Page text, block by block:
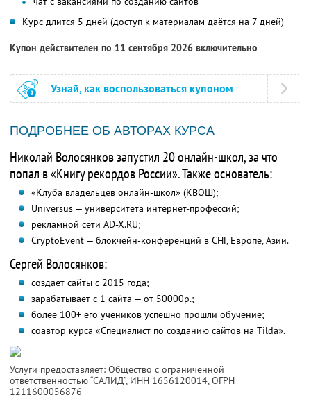
Курс длится 5 дней (доступ к материалам даётся на 7 дней)
Купон действителен по 11 сентября 2026 включительно
Узнай, как воспользоваться купоном
ПОДРОБНЕЕ ОБ АВТОРАХ КУРСА
Николай Волосянков запустил 20 онлайн-школ, за что
попал в «Книгу рекордов России». Также основатель:
«Клуба владельцев онлайн-школ» (КВОШ);
Universus — университета интернет-профессий;
рекламной сети AD-X.RU;
CryptoEvent — блокчейн-конференций в СНГ, Европе, Азии.
Сергей Волосянков:
создает сайты с 2015 года;
зарабатывает с 1 сайта — от 50000р.;
более 100+ его учеников успешно прошли обучение;
соавтор курса «Специалист по созданию сайтов на Tilda».
Услуги предоставляет: Общество с ограниченной
ответственностью “САЛИД”, ИНН 1656120014, ОГРН
1211600056876